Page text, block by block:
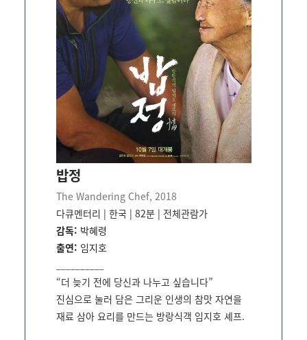
밥정
The Wandering Chef, 2018
다큐멘터리 | 한국 | 82분| 전체관람가
감독: 박혜령
출연: 임지호
“더 늦기 전에 당신과 나누고 싶습니다”
진심으로 눌러 담은 그리운 인생의 참맛 자연을
재료 삼아 요리를 만드는 방랑식객 임지호 셰프.